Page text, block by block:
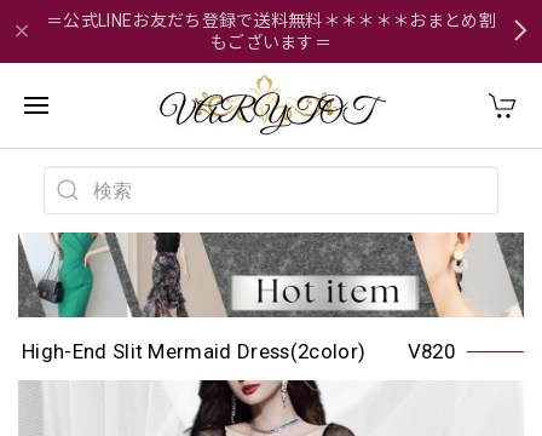
＝公式LINEお友だち登録で送料無料＊＊＊＊＊おまとめ割
もございます＝
High-End Slit Mermaid Dress(2color) V820